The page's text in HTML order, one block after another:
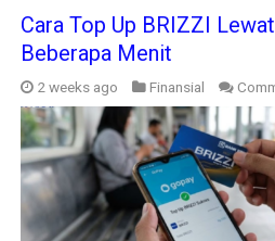
Cara Top Up BRIZZI
Beberapa Menit
2 weeks ago Finansial